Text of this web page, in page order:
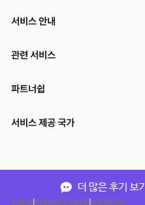
더 많은 후기 보기
서비스 안내
관련 서비스
파트너쉽
서비스 제공 국가
이용약관개인정보처리방침운영정책